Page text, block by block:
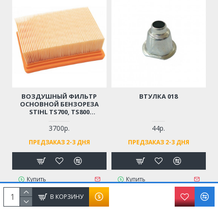
В КОРЗИНУ
ВОЗДУШНЫЙ ФИЛЬТР
ОСНОВНОЙ БЕНЗОРЕЗА
STIHL TS700, TS800
3700р.
ПРЕДЗАКАЗ 2-3 ДНЯ
Купить
ВТУЛКА 018
44р.
ПРЕДЗАКАЗ 2-3 ДНЯ
Купить